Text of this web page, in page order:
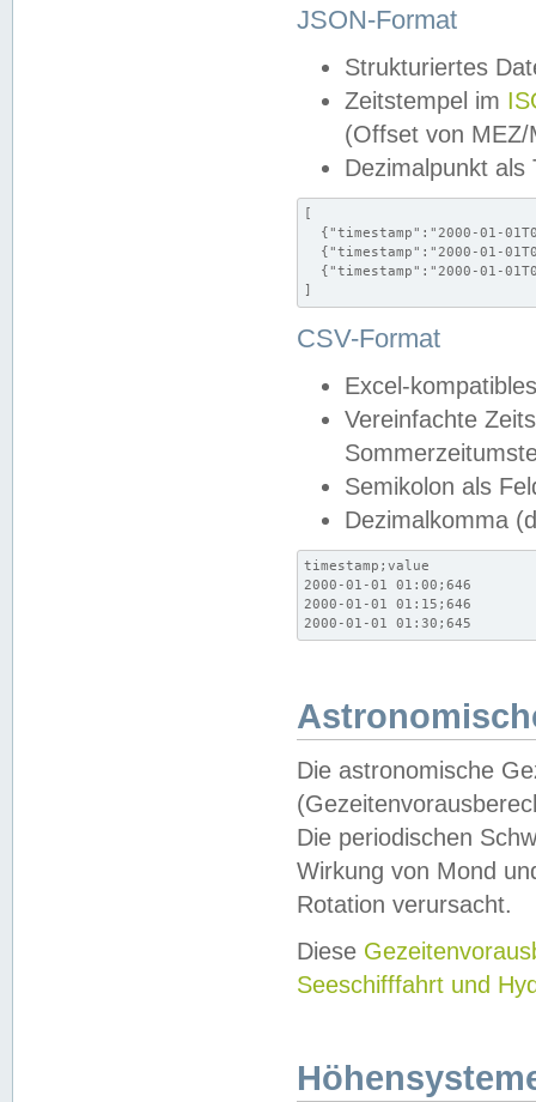
JSON-Format
Strukturiertes
Zeitstempel im
(Offset von MEZ/
Dezimalpunkt als
[
{"timestamp":"2000-01-
{"timestamp":"2000-01-
{"timestamp":"2000-01-
]
CSV-Format
Excel-
Vereinfachte
Semikolon als
Dezimalkomma
timestamp;value
2000-01-01 01:00;646
2000-01-01 01:15;646
2000-01-01 01:30;645
Die astronomische
Die periodischen
Wirkung von Mond
Rotation verursacht.
Diese
Seeschifffahrt und